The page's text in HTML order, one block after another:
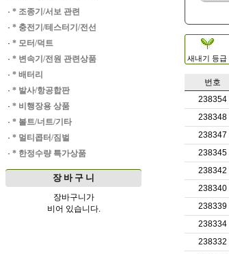
· * 조종기/서보 관련
· * 충전기/테스터기/전선
· * 모터/덕트
· * 변속기/전원 관련상품
· * 배터리
· * 발사/항공합판
· * 비행장용 상품
· * 볼트/너트/기타
· * 멀티콥터/짐벌
· * 한정수량 특가상품
장 바 구 니
장바구니가
비어 있습니다.
새내기 등급
번호
238354
238348
238347
238345
238342
238340
238339
238334
238332